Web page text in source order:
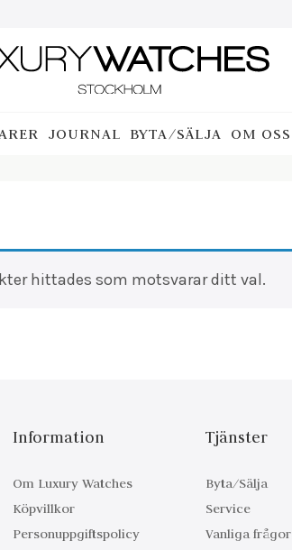
JOURNAL BYTA/SÄLJA OM OSS
hittades som motsvarar ditt val.
Information
Om Luxury Watches
Köpvillkor
Personuppgiftspolicy
Tjänster
Byta/Sälja
Service
Vanliga frågor